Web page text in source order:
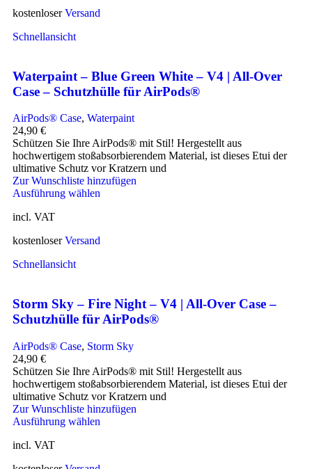
kostenloserVersand
Schnellansicht
Waterpaint – Blue Green White – V4 | All-Over
Case – Schutzhülle für AirPods®
AirPods® Case, Waterpaint
24,90 €
Schützen Sie Ihre AirPods® mit Stil! Hergestellt aus
hochwertigem stoßabsorbierendem Material, ist dieses Etui der
ultimative Schutz vor Kratzern und
Zur Wunschliste hinzufügen
Ausführung wählen
incl. VAT
kostenloserVersand
Schnellansicht
Storm Sky – Fire Night – V4 | All-Over Case –
Schutzhülle für AirPods®
AirPods® Case, Storm Sky
24,90 €
Schützen Sie Ihre AirPods® mit Stil! Hergestellt aus
hochwertigem stoßabsorbierendem Material, ist dieses Etui der
ultimative Schutz vor Kratzern und
Zur Wunschliste hinzufügen
Ausführung wählen
incl. VAT